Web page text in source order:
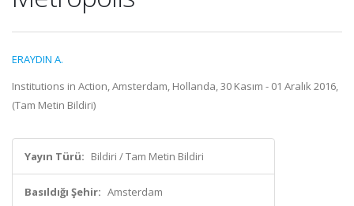
ERAYDIN A.
Institutions in Action, Amsterdam, Hollanda, 30 Kasım - 01 Aralık 2016,
(Tam Metin Bildiri)
Yayın Türü: Bildiri / Tam Metin Bildiri
Basıldığı Şehir: Amsterdam